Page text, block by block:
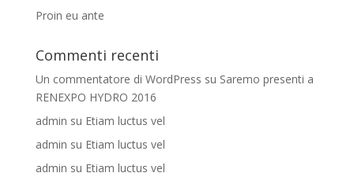
Proin eu ante
Commenti recenti
Un commentatore di WordPress su Saremo presenti a
RENEXPO HYDRO 2016
admin su Etiam luctus vel
admin su Etiam luctus vel
admin su Etiam luctus vel